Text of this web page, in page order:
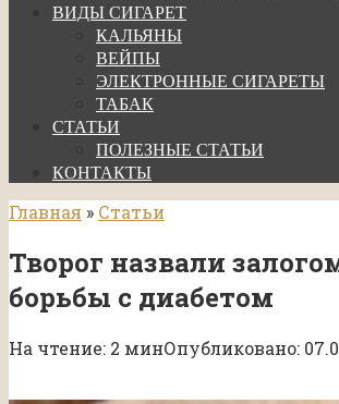
ВИДЫ СИГАРЕТ
КАЛЬЯНЫ
ВЕЙПЫ
ЭЛЕКТРОННЫЕ СИГАРЕТЫ
ТАБАК
СТАТЬИ
ПОЛЕЗНЫЕ СТАТЬИ
КОНТАКТЫ
Главная » Статьи
Творог назвали
борьбы с диабетом
На чтение: 2 минОпубликовано: